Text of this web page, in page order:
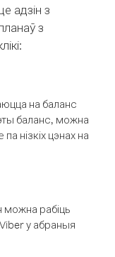
адзін з
з
на баланс
баланс, можна
нізкіх цэнах на
можна рабіць
Viber у абраныя